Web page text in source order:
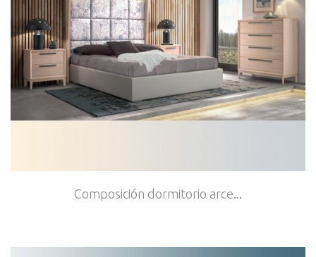
Composición dormitorio arce...